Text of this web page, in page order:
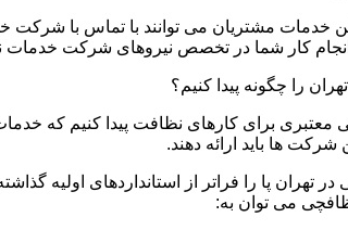
خدمات مشتریان می توانند با تماس با شرکت
کار شما در تخصص نیروهای شرکت خدمات
را چگونه پیدا کنیم؟
معتبری برای کارهای نظافت پیدا کنیم که
ها باید ارائه دهند.
پا را فراتر از استانداردهای اولیه
می توان به: